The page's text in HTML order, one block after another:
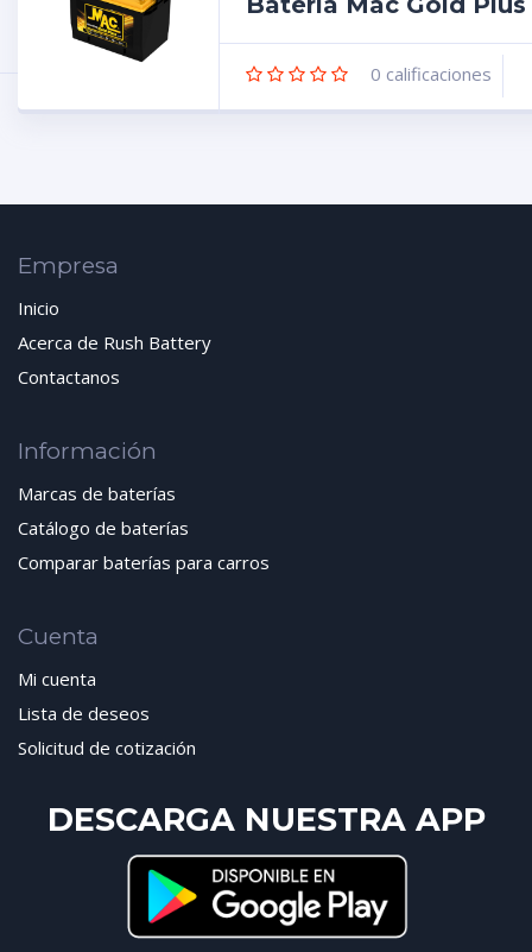
0 calificaciones
Empresa
Inicio
Acerca de Rush Battery
Contactanos
Información
Marcas de baterías
Catálogo de baterías
Comparar baterías para carros
Cuenta
Mi cuenta
Lista de deseos
Solicitud de cotización
DESCARGA NUESTRA APP